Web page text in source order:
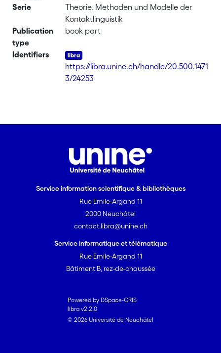
Serie
Theorie, Methoden und Modelle der
Kontaktlinguistik
Publication
type
book part
Identifiers
https://libra.unine.ch/handle/20.500.1471
3/24253
Service information scientifique & bibliothèques
Rue Emile-Argand 11
2000 Neuchâtel
contact.libra@unine.ch
Service informatique et télématique
Rue Emile-Argand 11
Bâtiment B, rez-de-chaussée
Powered by DSpace-CRIS
libra v2.2.0
© 2026 Université de Neuchâtel